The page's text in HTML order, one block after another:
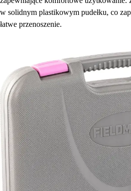
w solidnym plastikowym pudełku, co
łatwe przenoszenie.